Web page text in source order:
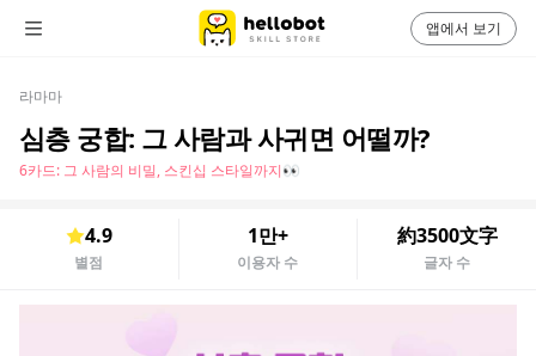
라마마
심층 궁합: 그 사람과 사귀면 어떨까?
6카드: 그 사람의 비밀, 스킨십 스타일까지👀
4.9
별점
1만+
이용자 수
約3500文字
글자 수
앱에서 보기